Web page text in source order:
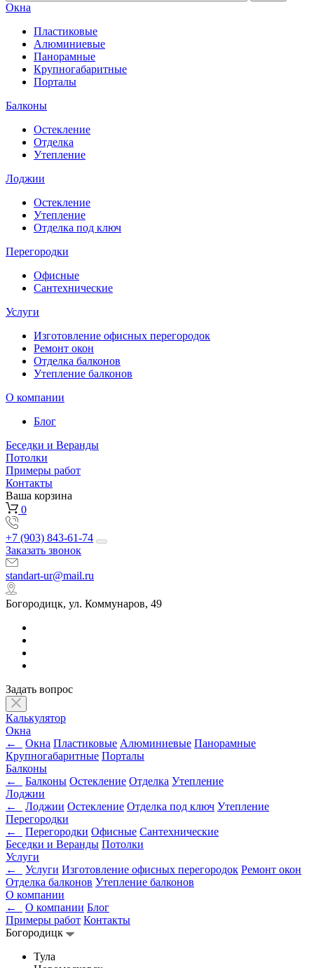
Окна
Пластиковые
Алюминиевые
Панорамные
Крупногабаритные
Порталы
Балконы
Остекление
Отделка
Утепление
Лоджии
Остекление
Утепление
Отделка под ключ
Перегородки
Офисные
Сантехнические
Услуги
Изготовление офисных перегородок
Ремонт окон
Отделка балконов
Утепление балконов
О компании
Блог
Беседки и Веранды
Потолки
Примеры работ
Контакты
Ваша корзина
0
+7 (903) 843-61-74
Заказать звонок
standart-ur@mail.ru
Богородицк, ул. Коммунаров, 49
Задать вопрос
Калькулятор
Окна
←
Окна Пластиковые Алюминиевые Панорамные
Крупногабаритные Порталы
Балконы
←
Балконы Остекление Отделка Утепление
Лоджии
←
Лоджии Остекление Отделка под ключ Утепление
Перегородки
←
Перегородки Офисные Сантехнические
Беседки и Веранды Потолки
Услуги
←
Услуги Изготовление офисных перегородок Ремонт окон
Отделка балконов Утепление балконов
О компании
←
О компании Блог
Примеры работ Контакты
Богородицк
Тула